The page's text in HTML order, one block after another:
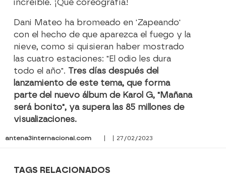
increíble. ¡Qué coreografía!
Dani Mateo ha bromeado en 'Zapeando'
con el hecho de que aparezca el fuego y la
nieve, como si quisieran haber mostrado
las cuatro estaciones: "El odio les dura
todo el año". Tres días después del
lanzamiento de este tema, que forma
parte del nuevo álbum de Karol G, "Mañana
será bonito", ya supera las 85 millones de
visualizaciones.
antena3internacional.com | | 27/02/2023
TAGS RELACIONADOS